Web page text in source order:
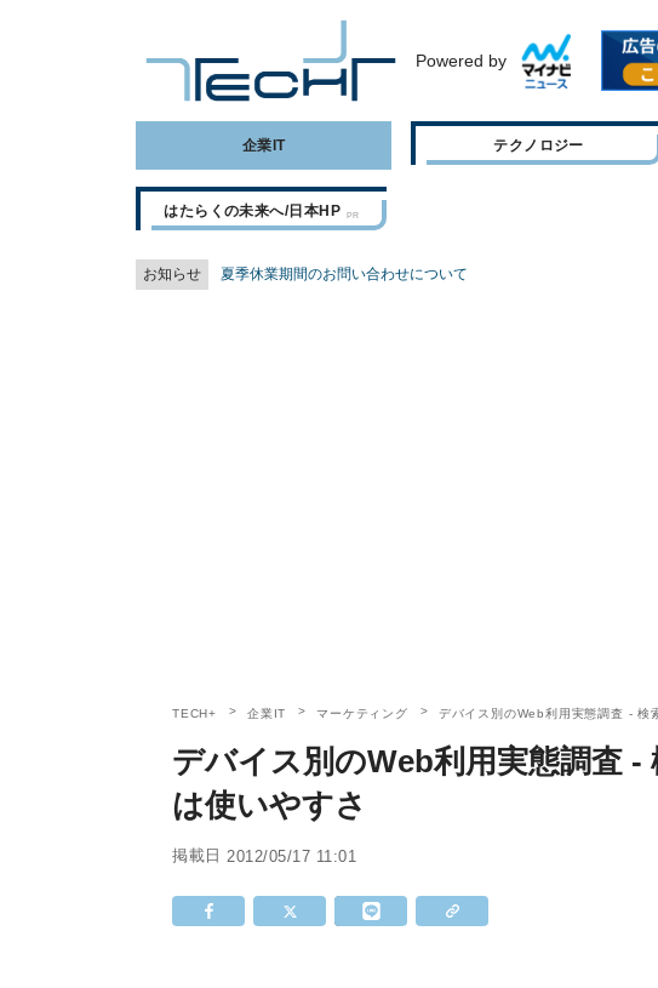
Powered by
企業IT テクノロジー
はたらくの未来へ/日本HP
お知らせ 夏季休業期間のお問い合わせについて
TECH+ 企業IT マーケティング デバイス別のWeb利用実態調査 - 検
デバイス別のWeb利用実態調査
は使いやすさ
掲載日 2012/05/17 11:01